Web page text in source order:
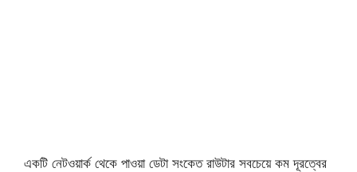
একটি নেটওয়ার্ক থেকে পাওয়া ডেটা সংকেত রাউটার সবচেয়ে কম দূরত্বের